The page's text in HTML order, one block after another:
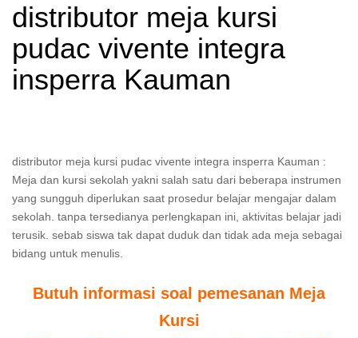
distributor meja kursi
pudac vivente integra
insperra Kauman
distributor meja kursi pudac vivente integra insperra Kauman :
Meja dan kursi sekolah yakni salah satu dari beberapa instrumen
yang sungguh diperlukan saat prosedur belajar mengajar dalam
sekolah. tanpa tersedianya perlengkapan ini, aktivitas belajar jadi
terusik. sebab siswa tak dapat duduk dan tidak ada meja sebagai
bidang untuk menulis.
Butuh informasi soal pemesanan Meja
Kursi